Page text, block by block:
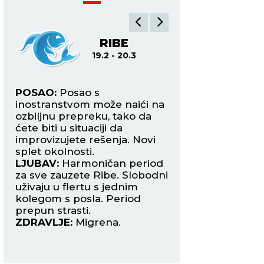
RIBE
19.2 - 20.3
POSAO: Posao s
inostranstvom može naići na
ozbiljnu prepreku, tako da
ćete biti u situaciji da
improvizujete rešenja. Novi
splet okolnosti.
LJUBAV: Harmoničan period
za sve zauzete Ribe. Slobodni
uživaju u flertu s jednim
kolegom s posla. Period
prepun strasti.
ZDRAVLJE: Migrena.